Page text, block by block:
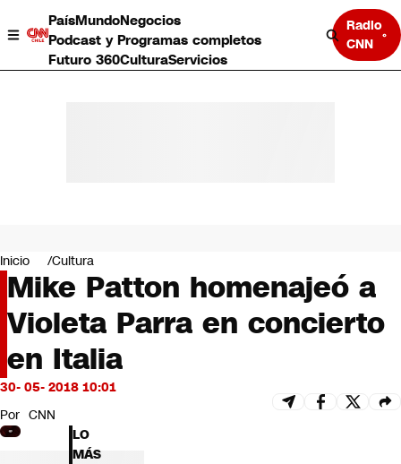
PaísMundoNegocios
Podcast y Programas completos
Futuro 360CulturaServicios
Radio
CNN
Negocios
Deportes
Programas completos
Cultura
Servicios
Bits
CNN tiempo
Futuro 360
Opinión
Inicio Cultura
Mike Patton homenajeó a
Violeta Parra en concierto
en Italia
30- 05- 2018 10:01
Por CNN
LO
MÁS